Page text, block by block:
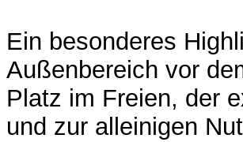
Ein besonderes
Außenbereich vor
Platz im Freien, der
und zur alleinigen